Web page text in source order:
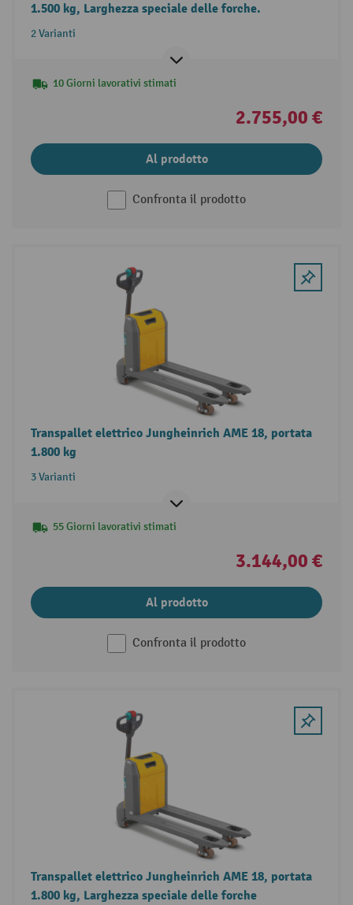
1.500 kg, Larghezza speciale delle forche.
2 Varianti
10 Giorni lavorativi stimati
2.755,00 €
Al prodotto
Confronta il prodotto
Transpallet elettrico Jungheinrich AME 18, portata
1.800 kg
3 Varianti
55 Giorni lavorativi stimati
3.144,00 €
Al prodotto
Confronta il prodotto
Transpallet elettrico Jungheinrich AME 18, portata
1.800 kg, Larghezza speciale delle forche